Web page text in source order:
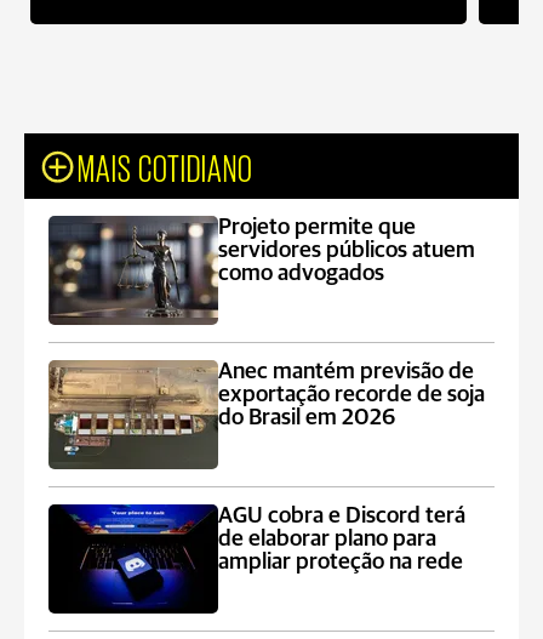
MAIS COTIDIANO
Projeto permite que
servidores públicos atuem
como advogados
Anec mantém previsão de
exportação recorde de soja
do Brasil em 2026
AGU cobra e Discord terá
de elaborar plano para
ampliar proteção na rede